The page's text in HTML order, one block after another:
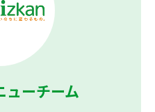
ューチーム